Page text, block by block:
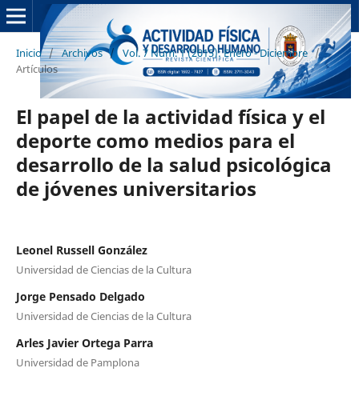
Inicio / Archivos / Vol. 7 Núm. 1 (2015): Enero - Diciembre /
Artículos
El papel de la actividad física y el
deporte como medios para el
desarrollo de la salud psicológica
de jóvenes universitarios
Leonel Russell González
Universidad de Ciencias de la Cultura
Jorge Pensado Delgado
Universidad de Ciencias de la Cultura
Arles Javier Ortega Parra
Universidad de Pamplona